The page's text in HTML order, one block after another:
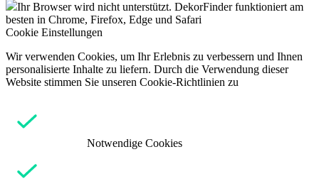
Ihr Browser wird nicht unterstützt. DekorFinder funktioniert am
besten in Chrome, Firefox, Edge und Safari
Cookie Einstellungen
Wir verwenden Cookies, um Ihr Erlebnis zu verbessern und Ihnen
personalisierte Inhalte zu liefern. Durch die Verwendung dieser
Website stimmen Sie unseren Cookie-Richtlinien zu
Notwendige Cookies